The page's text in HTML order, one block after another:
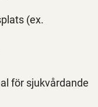
(ex.
för sjukvårdande